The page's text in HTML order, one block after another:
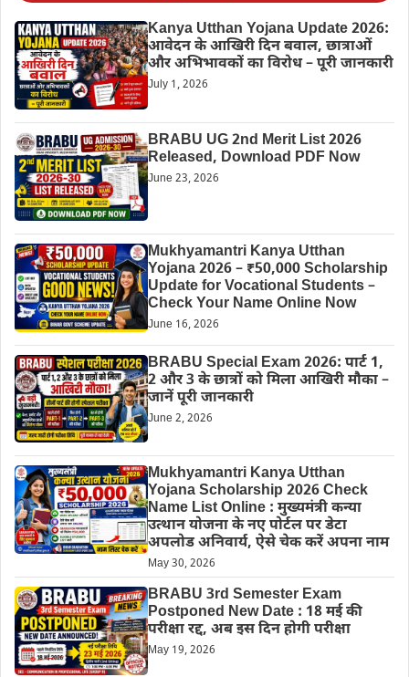
Kanya Utthan Yojana Update 2026:
आवेदन के आखिरी दिन बवाल, छात्राओं
और अभिभावकों का विरोध – पूरी जानकारी
July 1, 2026
BRABU UG 2nd Merit List 2026
Released, Download PDF Now
June 23, 2026
Mukhyamantri Kanya Utthan
Yojana 2026 – ₹50,000 Scholarship
Update for Vocational Students –
Check Your Name Online Now
June 16, 2026
BRABU Special Exam 2026: पार्ट 1,
2 और 3 के छात्रों को मिला आखिरी मौका –
जानें पूरी जानकारी
June 2, 2026
Mukhyamantri Kanya Utthan
Yojana Scholarship 2026 Check
Name List Online : मुख्यमंत्री कन्या
उत्थान योजना के नए पोर्टल पर डेटा
अपलोड अनिवार्य, ऐसे चेक करें अपना नाम
May 30, 2026
BRABU 3rd Semester Exam
Postponed New Date : 18 मई की
परीक्षा रद्द, अब इस दिन होगी परीक्षा
May 19, 2026